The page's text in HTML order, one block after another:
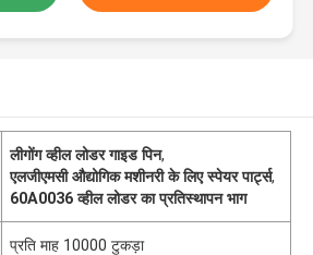
लीगोंग व्हील लोडर गाइड पिन,
एलजीएमसी औद्योगिक मशीनरी के लिए स्पेयर पार्ट्स,
60A0036 व्हील लोडर का प्रतिस्थापन भाग
प्रति माह 10000 टुकड़ा